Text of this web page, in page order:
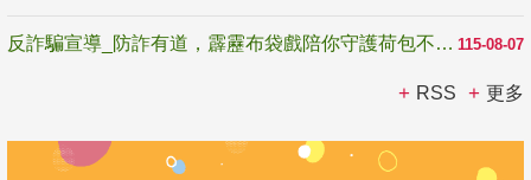
115-08-07
反詐騙宣導_防詐有道，霹靂布袋戲陪你守護荷包不受騙
RSS 更多